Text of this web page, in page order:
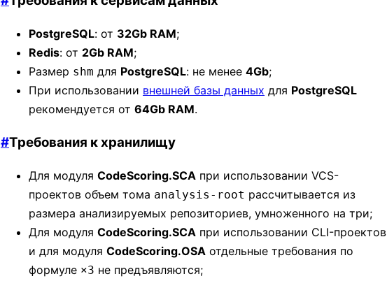
PostgreSQL: от 32Gb RAM;
Redis: от 2Gb RAM;
Размер shm для PostgreSQL: не менее 4Gb;
При использовании внешней базы данных для PostgreSQL
рекомендуется от 64Gb RAM.
#Требования к хранилищу
Для модуля CodeScoring.SCA при использовании VCS-
проектов объем тома analysis-root рассчитывается из
размера анализируемых репозиториев, умноженного на три;
Для модуля CodeScoring.SCA при использовании CLI-проектов
и для модуля CodeScoring.OSA отдельные требования по
формуле ×3 не предъявляются;